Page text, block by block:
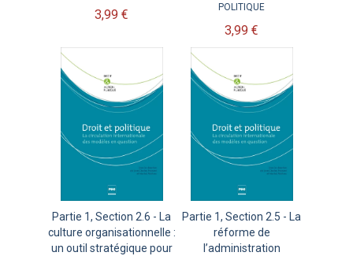
3,99 €
POLITIQUE
3,99 €
Partie 1, Section 2.6 - La
culture organisationnelle :
un outil stratégique pour
Partie 1, Section 2.5 - La
réforme de
l’administration